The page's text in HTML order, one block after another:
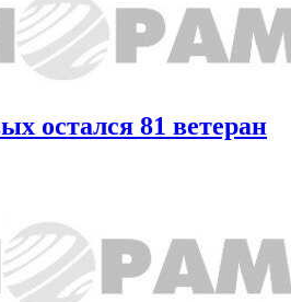
остался 81 ветеран